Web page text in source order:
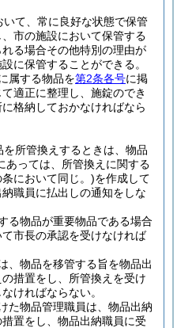
て、常に良好な状態で保管
、市の施設において保管する
る場合その他特別の理由が
に保管することができる。
属する物品を第2条各号に掲
適正に整理し、施錠のでき
格納しておかなければなら
所管換えするときは、物品
あっては、所管換えに関する
において同じ。)を作成して
職員に払出しの通知をしな
る物品が重要物品である場合
市長の承認を受けなければ
、物品を移管する旨を物品出
措置をし、所管換えを受け
ければならない。
た物品管理職員は、物品出納
置をし、物品出納職員に受